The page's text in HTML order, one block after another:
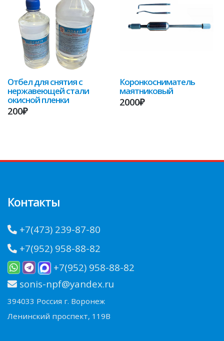
Отбел для снятия с
нержавеющей стали
окисной пленки
200₽
Коронкосниматель
маятниковый
2000₽
Контакты
+7(473) 239-87-80
+7(952) 958-88-82
+7(952) 958-88-82
sonis-npf@yandex.ru
394033 Россия г. Воронеж
Ленинский проспект, 119В